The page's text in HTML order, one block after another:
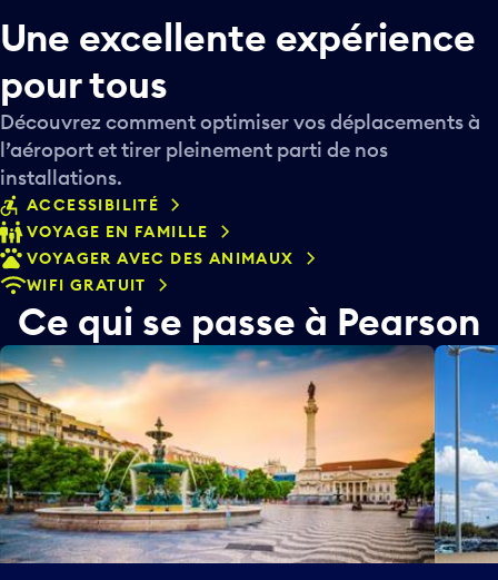
Une excellente expérience
pour tous
Découvrez comment optimiser vos déplacements à
l’aéroport et tirer pleinement parti de nos
installations.
ACCESSIBILITÉ
VOYAGE EN FAMILLE
VOYAGER AVEC DES ANIMAUX
WIFI GRATUIT
Ce qui se passe à Pearson